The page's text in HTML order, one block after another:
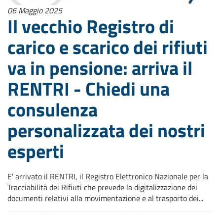
06 Maggio 2025
Il vecchio Registro di
carico e scarico dei rifiuti
va in pensione: arriva il
RENTRI - Chiedi una
consulenza
personalizzata dei nostri
esperti
E' arrivato il RENTRI, il Registro Elettronico Nazionale per la
Tracciabilità dei Rifiuti che prevede la digitalizzazione dei
documenti relativi alla movimentazione e al trasporto dei...